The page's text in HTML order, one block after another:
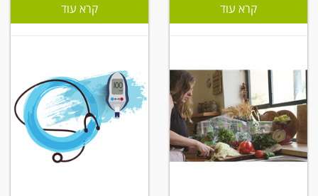
קרא עוד קרא עוד